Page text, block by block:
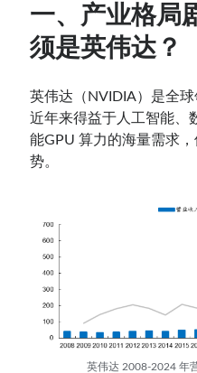
网站备案号：鄂ICP备2024064768
一、产业格局
须是英伟达？
英伟达（NVIDIA）是全
近年来得益于人工智能、
能GPU 算力的海量需求
势。
英伟达 2008-2024 年